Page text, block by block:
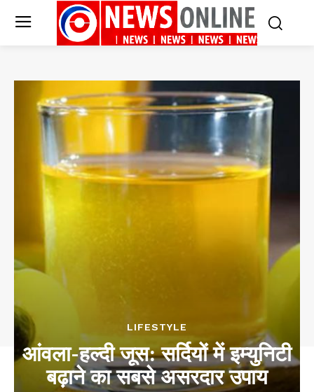
LIFESTYLE
आंवला-हल्दी जूस: सर्दियों में इम्युनिटी
बढ़ाने का सबसे असरदार उपाय